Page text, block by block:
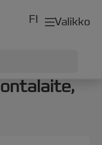
Valikko
FI